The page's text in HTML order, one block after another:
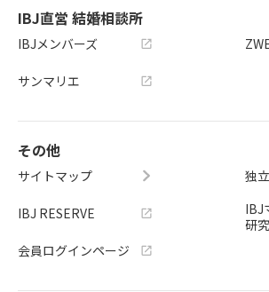
IBJ直営 結婚相談所
IBJメンバーズ
サンマリエ
その他
サイトマップ
IBJ RESERVE
会員ログインページ
独
IBJ
研